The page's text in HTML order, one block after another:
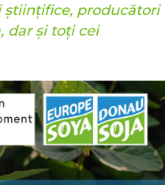
producători
dar și toți cei